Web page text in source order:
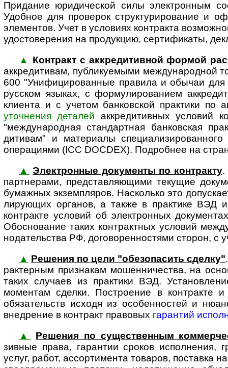
Придание юридической силы электронным
Удобное для проверок структурирование и
элементов. Учет в условиях контракта
удостоверения на продукцию, сертификаты,
▲
Контракт с аккредитивной формой
аккре­ди­ти­вам, публикуемыми
600 "Унифи­циро­ванные правила и обычаи для
русском языках, с формули­рованием
клиента и с учетом банковской практики по
уточнения деталей аккредитивных условий
"между­на­род­ная стандартная банковская
дитивам" и материалы
операциями (ICC DOCDEX). Подробнее на
▲ Электронные документы по контракту.
партнерами, представ­ляющими текущие
бумажных экземпляров. Насколько это
ли­ру­ю­щих органов, а также в практике ВЭД
контракте условий об электронных
Обосно­вание таких контрактных условий
но­да­тель­ства РФ, договоренностями сторон, с
▲ Решения по цели "обезопасить сделку"
рак­тер­ным признакам мошен­ничества, на
таких случаев из практики ВЭД.
моментам сделки. Построение в контракте
обязательств исходя из особенностей и
внедрение в контракт правовых гарантий
▲
Решения по существенным
зивные права, гарантии сроков исполнения,
услуг, работ, ассортимента товаров, поставка